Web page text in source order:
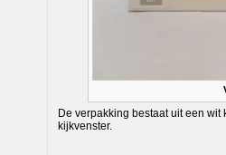
De verpakking bestaat uit een
kijkvenster.